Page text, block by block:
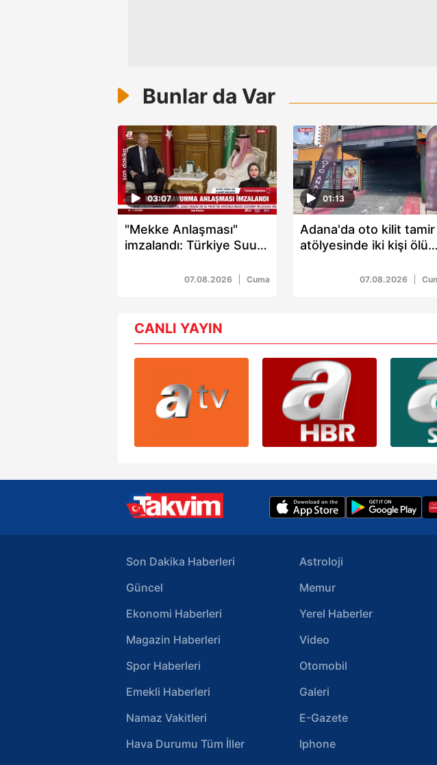
mevzuata uygun olarak kullanılan çerezlerle ilgili bilgi
Bunlar da Var
03:07
"Mekke Anlaşması"
imzalandı: Türkiye Suudi
Pakistan’dan üçlü
07.08.2026 Cuma
01:13
Adana'da oto kilit tamir
atölyesinde iki kişi ölü
07.08.2026
CANLI YAYIN
Son Dakika Haberleri
Güncel
Ekonomi Haberleri
Magazin Haberleri
Spor Haberleri
Emekli Haberleri
Namaz Vakitleri
Hava Durumu Tüm İller
Astroloji
Memur
Yerel Haberler
Video
Otomobil
Galeri
E-Gazete
Iphone